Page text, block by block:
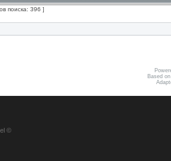
поиска: 396 ]
Based
©